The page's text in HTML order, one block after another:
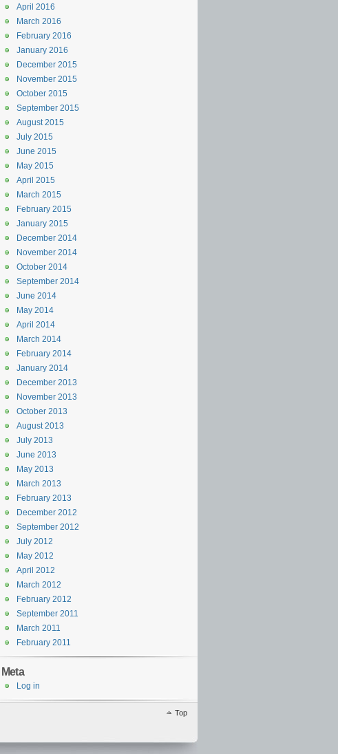
April 2016
March 2016
February 2016
January 2016
December 2015
November 2015
October 2015
September 2015
August 2015
July 2015
June 2015
May 2015
April 2015
March 2015
February 2015
January 2015
December 2014
November 2014
October 2014
September 2014
June 2014
May 2014
April 2014
March 2014
February 2014
January 2014
December 2013
November 2013
October 2013
August 2013
July 2013
June 2013
May 2013
March 2013
February 2013
December 2012
September 2012
July 2012
May 2012
April 2012
March 2012
February 2012
September 2011
March 2011
February 2011
Meta
Log in
Top